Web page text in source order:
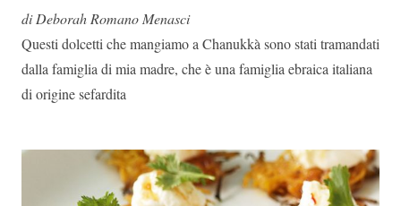
di Deborah Romano Menasci
Questi dolcetti che mangiamo a Chanukkà sono stati tramandati
dalla famiglia di mia madre, che è una famiglia ebraica italiana
di origine sefardita